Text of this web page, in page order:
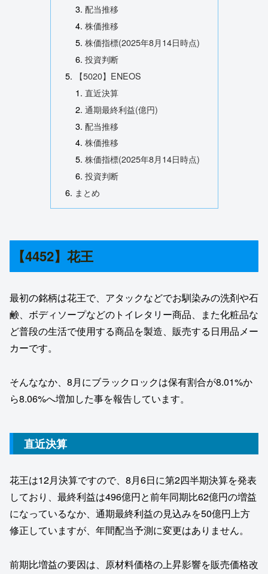
配当推移
株価推移
株価指標(2025年8月14日時点)
投資判断
【5020】ENEOS
直近決算
通期最終利益(億円)
配当推移
株価推移
株価指標(2025年8月14日時点)
投資判断
まとめ
【4452】花王
最初の銘柄は花王で、アタックなどでお馴染みの洗剤や石
鹸、ボディソープなどのトイレタリー商品、また化粧品な
ど普段の生活で使用する商品を製造、販売する日用品メー
カーです。
そんななか、8月にブラックロックは保有割合が8.01%か
ら8.06%へ増加した事を報告しています。
直近決算
花王は12月決算ですので、8月6日に第2四半期決算を発表
しており、最終利益は496億円と前年同期比62億円の増益
になっているなか、通期最終利益の見込みを50億円上方
修正していますが、年間配当予測に変更はありません。
前期比増益の要因は、原材料価格の上昇影響を販売価格改